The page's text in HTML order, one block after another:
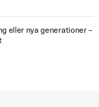
eller nya generationer –